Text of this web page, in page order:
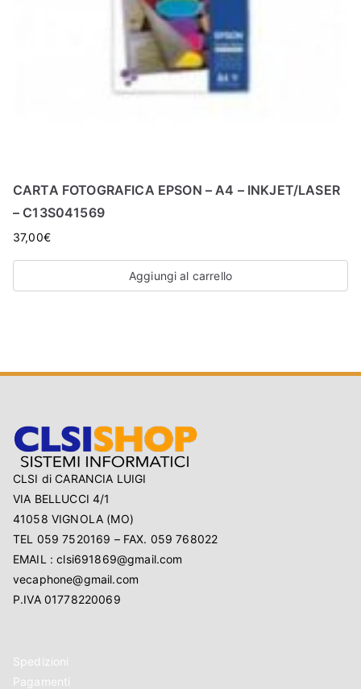
CARTA FOTOGRAFICA EPSON – A4 – INKJET/LASER
– C13S041569
37,00€
Aggiungi al carrello
CLSI di CARANCIA LUIGI
VIA BELLUCCI 4/1
41058 VIGNOLA (MO)
TEL 059 7520169 – FAX. 059 768022
EMAIL : clsi691869@gmail.com
vecaphone@gmail.com
P.IVA 01778220069
Spedizioni
Pagamenti